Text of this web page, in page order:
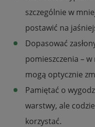
szczególnie w
postawić na
Dopasować
pomieszczenia – w
mogą optycznie
Pamiętać o
warstwy, ale
korzystać.